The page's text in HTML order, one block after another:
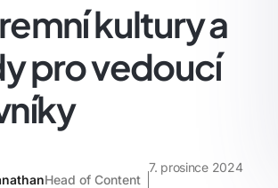
kultury a
pro vedoucí
Head of Content
7. prosince 2024